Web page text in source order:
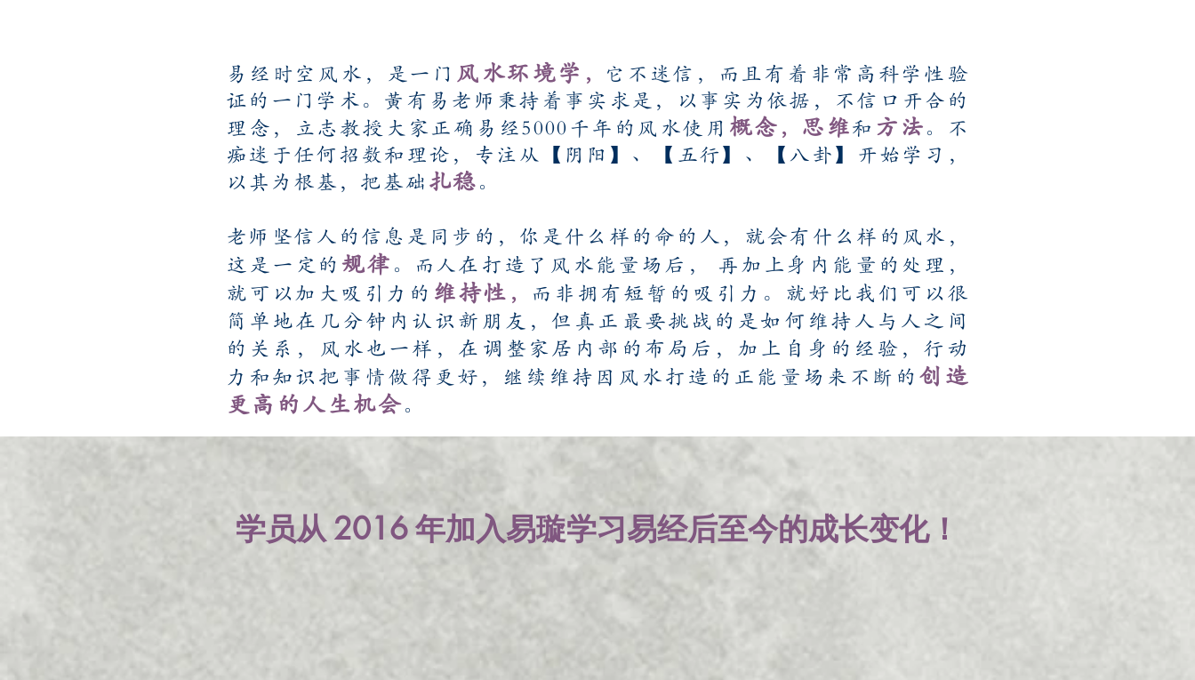
易经时空风水，是一门 风水环境学 ， 它 不迷信，而且有着非常高科学性验
证的一门学术。黃有易老师秉持着事实求是，以事实为依据，不信口开合的
理念，立志教授大家正确易经5000千年的风水使用 概念 ， 思维和 方法。
不
痴迷于任何招数和理论，专注从【阴阳】、【五行】、【八卦】开始学习，
以其为根基，把基础 扎稳。
老师坚信人的信息是同步的，你是什么样的命的人，就会有什么样的风水，
这是一定的 规律 。而人在打造了风水能量场后， 再加上身内能量的处理，
就可以加大吸引力的 维持性 ， 而非拥有短暂的吸引力。就好比我们可以很
简单地在几分钟内认识新朋友，但真正最要挑战的是如何维持人与人之间
的关系，风水也一样，在调整家居内部的布局后，加上自身的经验，行动
力和知识把事情做得更好，继续维持因风水打造的正能量场来不断的 创造
更高的人生机会。
学员从 2016年加入易璇学习易经后至今的成长变化！